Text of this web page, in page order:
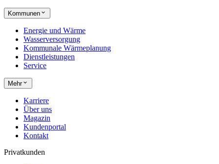
Kommunen
Energie und Wärme
Wasserversorgung
Kommunale Wärmeplanung
Dienstleistungen
Service
Mehr
Karriere
Über uns
Magazin
Kundenportal
Kontakt
Privatkunden